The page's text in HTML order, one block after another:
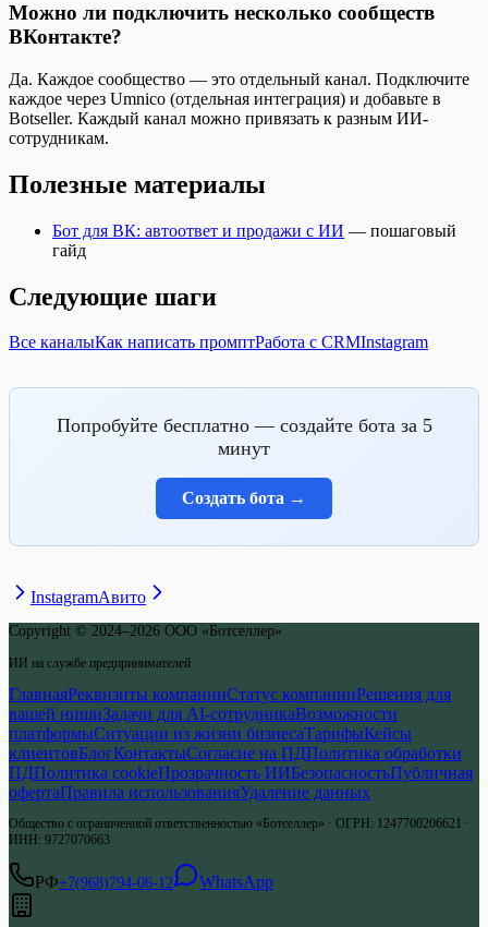
Можно ли подключить несколько сообществ
ВКонтакте?
Да. Каждое сообщество — это отдельный канал. Подключите
каждое через Umnico (отдельная интеграция) и добавьте в
Botseller. Каждый канал можно привязать к разным ИИ-
сотрудникам.
Полезные материалы
Бот для ВК: автоответ и продажи с ИИ — пошаговый
гайд
Следующие шаги
Все каналыКак написать промптРабота с CRMInstagram
Попробуйте бесплатно — создайте бота за 5
минут
Создать бота →
InstagramАвито
Copyright © 2024–2026 ООО «Ботселлер»
ИИ на службе предпринимателей
ГлавнаяРеквизиты компанииСтатус компанииРешения для
вашей нишиЗадачи для AI-сотрудникаВозможности
платформыСитуации из жизни бизнесаТарифыКейсы
клиентовБлогКонтактыСогласие на ПДПолитика обработки
ПДПолитика cookieПрозрачность ИИБезопасностьПубличная
офертаПравила использованияУдаление данных
Общество с ограниченной ответственностью «Ботселлер» · ОГРН: 1247700206621 ·
ИНН: 9727070663
РФ+7(968)794-06-12 WhatsApp